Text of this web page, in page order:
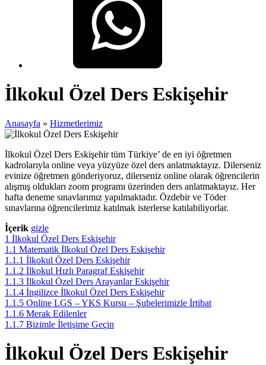
İlkokul Özel Ders Eskişehir
Anasayfa » Hizmetlerimiz
İlkokul Özel Ders Eskişehir tüm Türkiye’ de en iyi öğretmen
kadrolarıyla online veya yüzyüze özel ders anlatmaktayız. Dilerseniz
evinize öğretmen gönderiyoruz, dilerseniz online olarak öğrencilerin
alışmış oldukları zoom programı üzerinden ders anlatmaktayız. Her
hafta deneme sınavlarımız yapılmaktadır. Özdebir ve Töder
sınavlarına öğrencilerimiz katılmak isterlerse katılabiliyorlar.
İçerik gizle
1 İlkokul Özel Ders Eskişehir
1.1 Matematik İlkokul Özel Ders Eskişehir
1.1.1 İlkokul Özel Ders Eskişehir
1.1.2 İlkokul Hızlı Paragraf Eskişehir
1.1.3 İlkokul Özel Ders Arayanlar Eskişehir
1.1.4 İngilizce İlkokul Özel Ders Eskişehir
1.1.5 Online LGS – YKS Kursu – Şubelerimizle İrtibat
1.1.6 Merak Edilenler
1.1.7 Bizimle İletişime Geçin
İlkokul Özel Ders Eskişehir